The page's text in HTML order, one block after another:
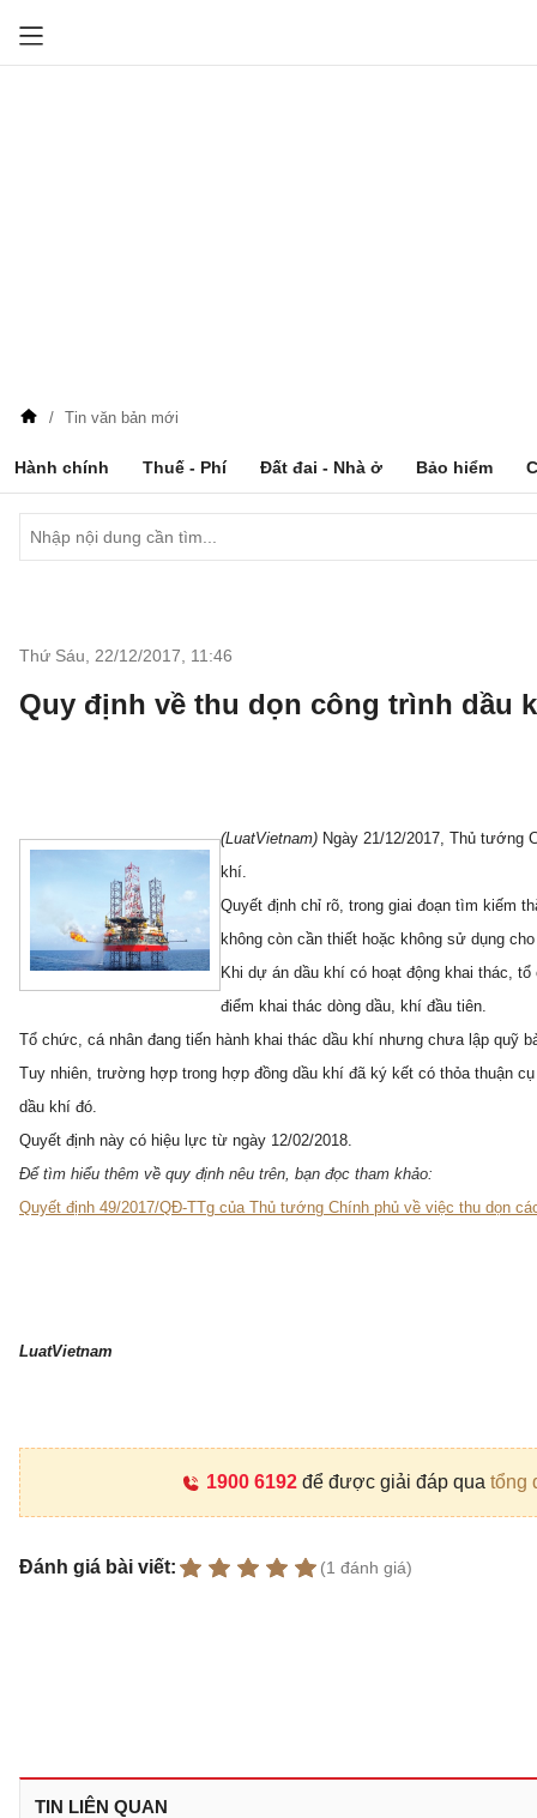
Tin văn bản mới
Hành chính Thuế - Phí Đất đai - Nhà ở Bảo hiểm
Thứ Sáu, 22/12/2017 11:46
Quy định về thu dọn công trình dầu
(LuatVietnam) Ngày 21/12/2017, Thủ tướng
khí.
Quyết định chỉ rõ, trong giai đoạn tìm kiếm
không còn cần thiết hoặc không sử dụng
Khi dự án dầu khí có hoạt động khai thác,
điểm khai thác dòng dầu, khí đầu tiên.
Tổ chức, cá nhân đang tiến hành khai thác dầu khí nhưng chưa lập quỹ
Tuy nhiên, trường hợp trong hợp đồng dầu khí đã ký kết có thỏa thuận
dầu khí đó.
Quyết định này có hiệu lực từ ngày 12/02/2018.
Để tìm hiểu thêm về quy định nêu trên, bạn đọc tham khảo:
Quyết định 49/2017/QĐ-TTg của Thủ tướng Chính phủ về việc thu dọn
LuatVietnam
1900 6192để được giải đáp qua tổng
Đánh giá bài viết: (1 đánh giá)
TIN LIÊN QUAN